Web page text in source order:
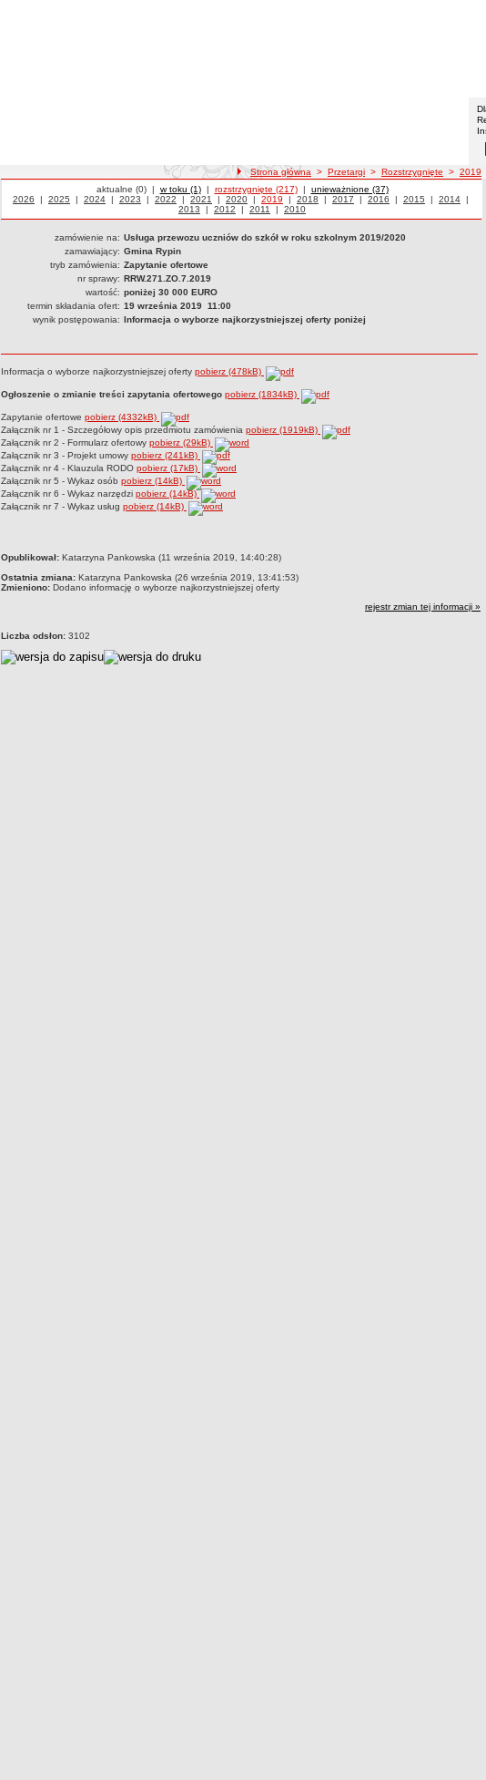
ścieżka nawigacji
Strona główna > Przetargi > Rozstrzygnięte > 2019
Przetargi
aktualne (0)| Przetargi
w toku (1)| Przetargi
rozstrzygnięte (217)| Przetargi
unieważnione (37)
Przetargi z roku
2026 | Przetargi z roku
2025 | Przetargi z roku
2024 | Przetargi z roku
2023 | Przetargi z roku
2022 | Przetargi z roku
2021 | Przetargi z roku
2020 | Przetargi z roku
2019 | Przetargi z roku
2018 | Przetargi z roku
2017 | Przetargi z roku
2016 | Przetargi z roku
2015 | Przetargi z
2014 |
2013 | Przetargi z roku
2012 | Przetargi z roku
2011 | Przetargi z roku
2010
zamówienie na: Usługa przewozu uczniów do szkół w roku szkolnym 2019/2020
zamawiający: Gmina Rypin
tryb zamówienia: Zapytanie ofertowe
nr sprawy: RRW.271.ZO.7.2019
wartość: poniżej 30 000 EURO
termin składania ofert: 19 września 2019 11:00
wynik postępowania: Informacja o wyborze najkorzystniejszej oferty poniżej
Informacja o wyborze najkorzystniejszej oferty pobierz (478kB)
Ogłoszenie o zmianie treści zapytania ofertowego pobierz (1834kB)
Zapytanie ofertowe pobierz (4332kB)
Załącznik nr 1 - Szczegółowy opis przedmiotu zamówienia pobierz (1919kB)
Załącznik nr 2 - Formularz ofertowy pobierz (29kB)
Załącznik nr 3 - Projekt umowy pobierz (241kB)
Załącznik nr 4 - Klauzula RODO pobierz (17kB)
Załącznik nr 5 - Wykaz osób pobierz (14kB)
Załącznik nr 6 - Wykaz narzędzi pobierz (14kB)
Załącznik nr 7 - Wykaz usług pobierz (14kB)
metryczka
Opublikował: Katarzyna Pankowska (11 września 2019, 14:40:28)
Ostatnia zmiana: Katarzyna Pankowska (26 września 2019, 13:41:53)
Zmieniono: Dodano informację o wyborze najkorzystniejszej oferty
rejestr zmian tej informacji »
Liczba odsłon: 3102